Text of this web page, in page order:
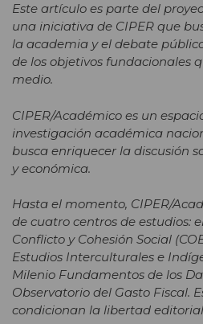
Este artículo es parte del
una iniciativa de CIPER que
la academia y el debate
de los objetivos fundacionales
medio.
CIPER/Académico es un
investigación académica
busca enriquecer la discusión
y económica.
Hasta el momento, CIPER/
de cuatro centros de estudios:
Conflicto y Cohesión Social
Estudios Interculturales e
Milenio Fundamentos de los
Observatorio del Gasto Fiscal.
condicionan la libertad editorial